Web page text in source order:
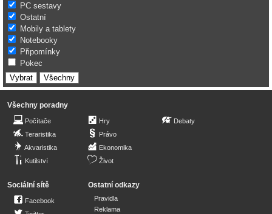
PC sestavy
Ostatní
Mobily a tablety
Notebooky
Připomínky
Pokec
Všechny poradny
Počítače
Teraristika
Akvaristika
Kutilství
Hry
Právo
Ekonomika
Život
Debaty
Sociální sítě
Facebook
Ostatní odkazy
Pravidla
Reklama